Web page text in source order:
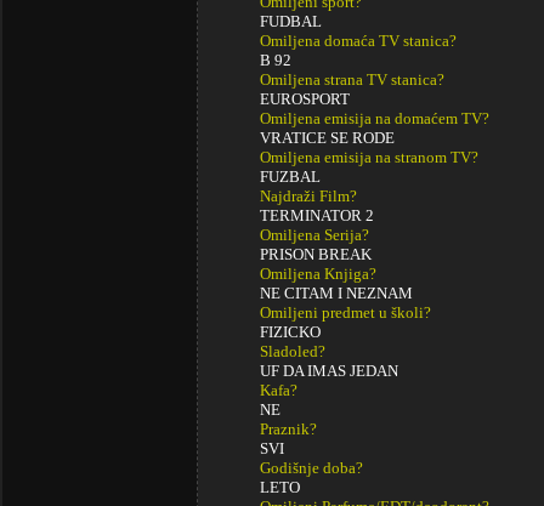
FUDBAL
Omiljena domaća TV stanica?
B 92
Omiljena strana TV stanica?
EUROSPORT
Omiljena emisija na domaćem TV?
VRATICE SE RODE
Omiljena emisija na stranom TV?
FUZBAL
Najdraži Film?
TERMINATOR 2
Omiljena Serija?
PRISON BREAK
Omiljena Knjiga?
NE CITAM I NEZNAM
Omiljeni predmet u školi?
FIZICKO
Sladoled?
UF DA IMAS JEDAN
Kafa?
NE
Praznik?
SVI
Godišnje doba?
LETO